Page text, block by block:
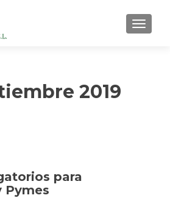
2019
para
Pymes